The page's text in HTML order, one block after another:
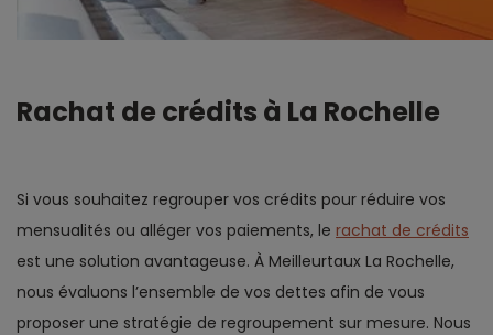
Rachat de crédits à La Rochelle
Si vous souhaitez regrouper vos crédits pour réduire vos
mensualités ou alléger vos paiements, le rachat de crédits
est une solution avantageuse. À Meilleurtaux La Rochelle,
nous évaluons l’ensemble de vos dettes afin de vous
proposer une stratégie de regroupement sur mesure. Nous